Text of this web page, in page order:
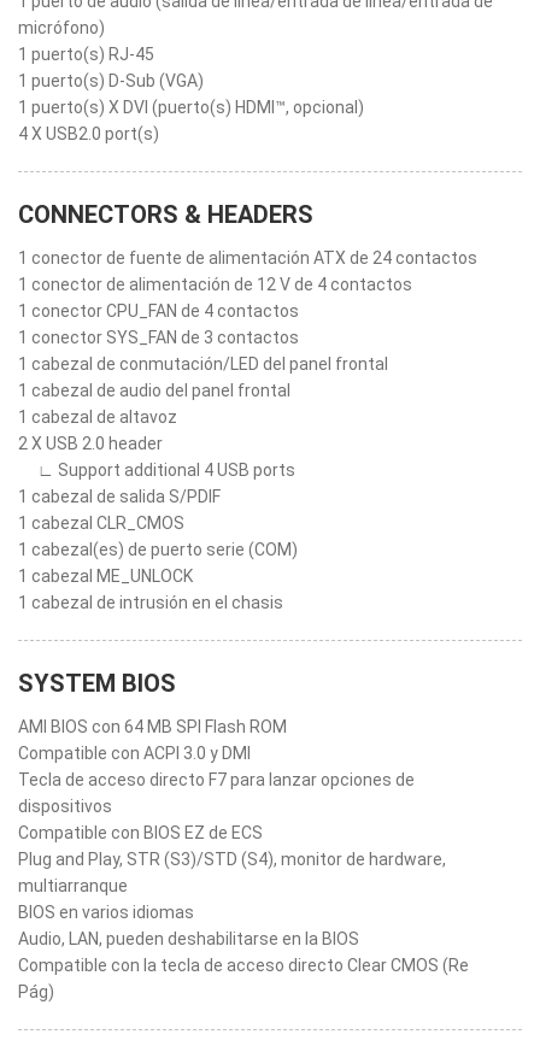
micrófono)
1 puerto(s) RJ-45
1 puerto(s) D-Sub (VGA)
1 puerto(s) X DVI (puerto(s) HDMI™, opcional)
4 X USB2.0 port(s)
CONNECTORS & HEADERS
1 conector de fuente de alimentación ATX de 24 contactos
1 conector de alimentación de 12 V de 4 contactos
1 conector CPU_FAN de 4 contactos
1 conector SYS_FAN de 3 contactos
1 cabezal de conmutación/LED del panel frontal
1 cabezal de audio del panel frontal
1 cabezal de altavoz
2 X USB 2.0 header
∟ Support additional 4 USB ports
1 cabezal de salida S/PDIF
1 cabezal CLR_CMOS
1 cabezal(es) de puerto serie (COM)
1 cabezal ME_UNLOCK
1 cabezal de intrusión en el chasis
SYSTEM BIOS
AMI BIOS con 64 MB SPI Flash ROM
Compatible con ACPI 3.0 y DMI
Tecla de acceso directo F7 para lanzar opciones de
dispositivos
Compatible con BIOS EZ de ECS
Plug and Play, STR (S3)/STD (S4), monitor de hardware,
multiarranque
BIOS en varios idiomas
Audio, LAN, pueden deshabilitarse en la BIOS
Compatible con la tecla de acceso directo Clear CMOS (Re
Pág)